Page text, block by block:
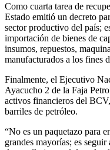
Como cuarta tarea de
Estado emitió un decreto
sector productivo del país;
importación de bienes de
insumos, repuestos,
manufacturados a los fines
Finalmente, el Ejecutivo
Ayacucho 2 de la Faja
activos financieros del
barriles de petróleo.
“No es un paquetazo para
grandes mayorías; es